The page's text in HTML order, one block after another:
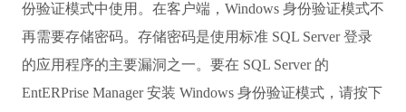
份验证模式中使用。在客户端，Windows 身份验证模式不
再需要存储密码。存储密码是使用标准 SQL Server 登录
的应用程序的主要漏洞之一。要在 SQL Server 的
EntERPrise Manager 安装 Windows 身份验证模式，请按下